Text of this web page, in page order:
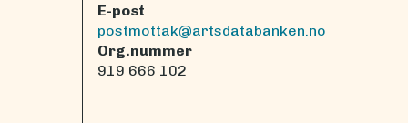
E-post
postmottak@artsdatabanken.no
Org.nummer
919 666 102